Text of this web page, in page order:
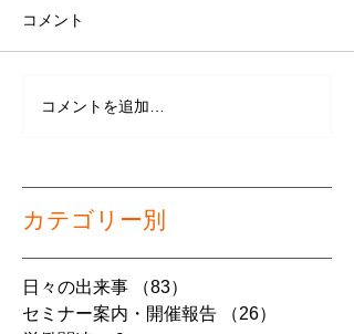
コメント
コメントを追加…
カテゴリー別
日々の出来事 （83）
セミナー案内・開催報告
（26）